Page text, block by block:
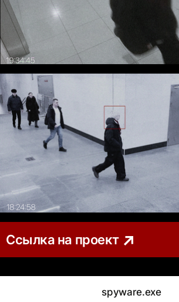
Ссылка на проект
spyware.exe